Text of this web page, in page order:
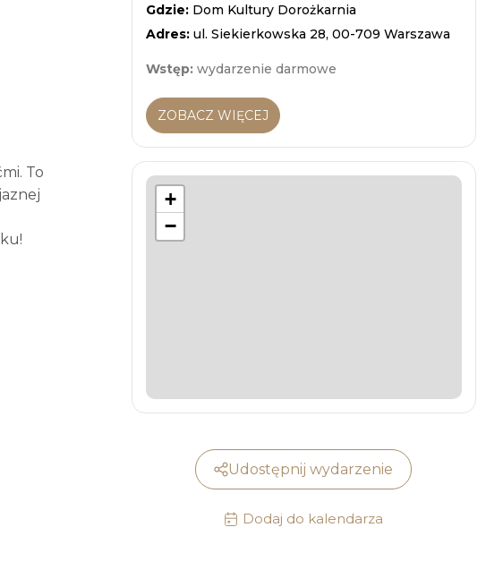
To
Gdzie: Dom Kultury Dorożkarnia
Adres: ul. Siekierkowska 28, 00-709 Warszawa
Wstęp: wydarzenie darmowe
ZOBACZ WIĘCEJ
+
−
Udostępnij wydarzenie
Dodaj do kalendarza